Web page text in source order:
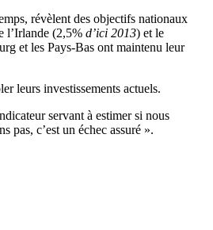
révèlent des objectifs nationaux
l’Irlande (2,5% d’ici 2013) et le
et les Pays-Bas ont maintenu leur
leurs investissements actuels.
servant à estimer si nous
pas, c’est un échec assuré ».